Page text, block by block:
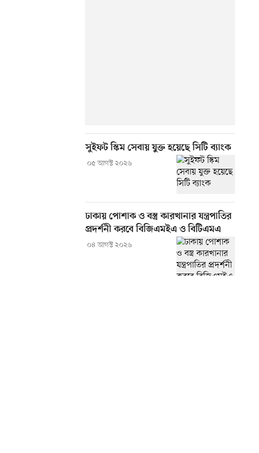
সুইফট স্কিম সেবায় যুক্ত হয়েছে সিটি ব্যাংক
০৫ আগস্ট ২০২৬
ঢাকায় পোশাক ও বস্ত্র কারখানার যন্ত্রপাতির
প্রদর্শনী করবে বিজিএমইএ ও বিটিএমএ
০৪ আগস্ট ২০২৬